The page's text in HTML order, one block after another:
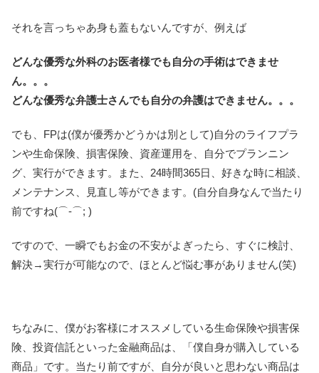
それを言っちゃあ身も蓋もないんですが、例えば
どんな優秀な外科のお医者様でも自分の手術はできませ
ん。。。
どんな優秀な弁護士さんでも自分の弁護はできません。。。
でも、FPは(僕が優秀かどうかは別として)自分のライフプラ
ンや生命保険、損害保険、資産運用を、自分でプランニン
グ、実行ができます。また、24時間365日、好きな時に相談、
メンテナンス、見直し等ができます。(自分自身なんで当たり
前ですね(⌒-⌒; )
ですので、一瞬でもお金の不安がよぎったら、すぐに検討、
解決→実行が可能なので、ほとんど悩む事がありません(笑)
ちなみに、僕がお客様にオススメしている生命保険や損害保
険、投資信託といった金融商品は、「僕自身が購入している
商品」です。当たり前ですが、自分が良いと思わない商品は